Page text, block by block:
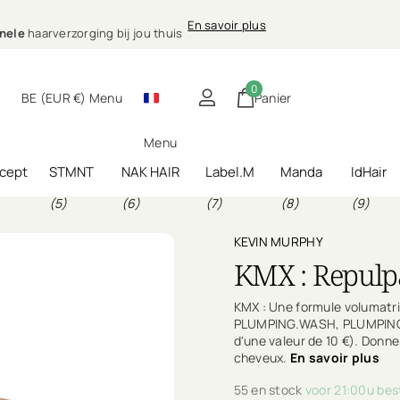
bij jou thuis
haarverzorging bij jou thuis En savoir plus
BE (EUR €) Menu
Menu
Panier
0
STMNT
(5)
NAK HAIR
(6)
Label.M
(7)
Manda
(8)
IdHair
(9)
KEVIN MURPHY
KMX :
KMX : Une formule
PLUMPING.WASH,
d'une valeur de 10 €).
cheveux. En savoir plus
55 en stock voor 21:00u